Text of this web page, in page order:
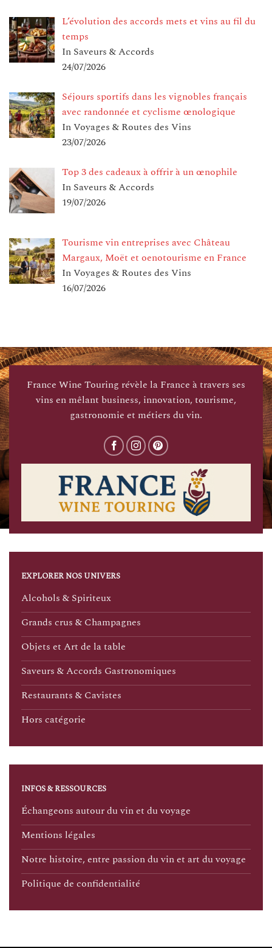
L’évolution des accords mets et vins au fil du
temps
In Saveurs & Accords
24/07/2026
Séjours sportifs dans les vignobles français
avec randonnée et cyclisme œnologique
In Voyages & Routes des Vins
23/07/2026
Top 3 des cadeaux à offrir à un œnophile
In Saveurs & Accords
19/07/2026
Tourisme vin entreprises avec Château
Margaux, Moët et oenotourisme en France
In Voyages & Routes des Vins
16/07/2026
France Wine Touring révèle la France à travers ses
vins en mêlant business, innovation, tourisme,
gastronomie et métiers du vin.
EXPLORER NOS UNIVERS
Alcohols & Spiriteux
Grands crus & Champagnes
Objets et Art de la table
Saveurs & Accords Gastronomiques
Restaurants & Cavistes
Hors catégorie
INFOS & RESSOURCES
Échangeons autour du vin et du voyage
Mentions légales
Notre histoire, entre passion du vin et art du voyage
Politique de confidentialité